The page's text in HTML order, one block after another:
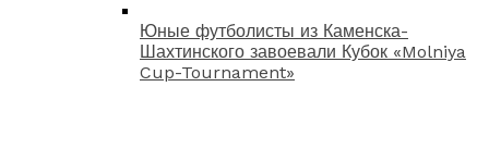
Юные футболисты из Каменска-
Шахтинского завоевали Кубок «Molniya
Cup-Tournament»